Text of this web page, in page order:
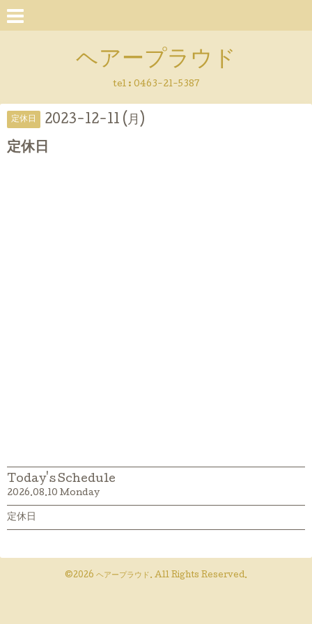
ヘアープラウド
tel : 0463-21-5387
定休日 2023-12-11 (月)
定休日
Today's Schedule
2026.08.10 Monday
定休日
©2026 ヘアープラウド . All Rights Reserved.